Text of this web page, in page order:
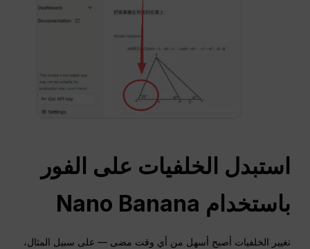
استبدل الخلفيات على الفور
باستخدام Nano Banana
تغيير الخلفيات أصبح أسهل من أي وقت مضى — على سبيل المثال،